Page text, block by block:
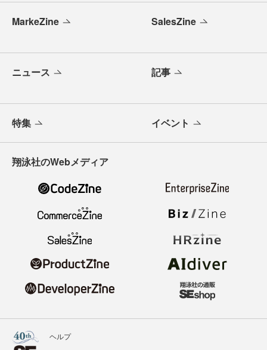
MarkeZine SalesZine
ニュース 記事
特集 イベント
翔泳社のWebメディア
ヘルプ